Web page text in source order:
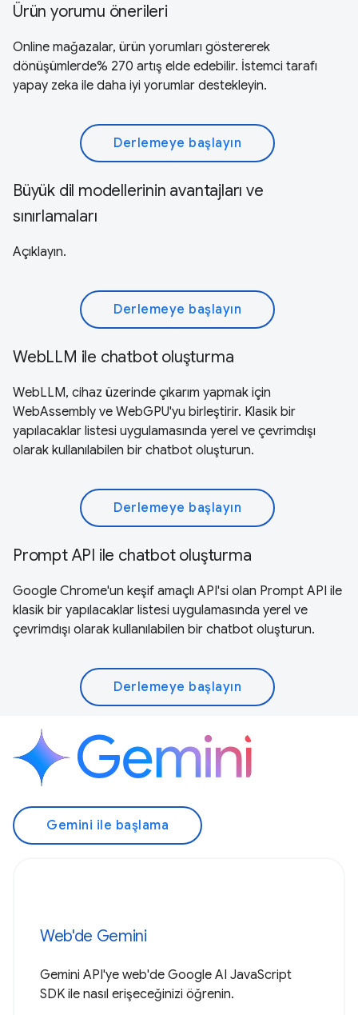
Ürün yorumu önerileri
Online mağazalar, ürün yorumları göstererek
dönüşümlerde% 270 artış elde edebilir. İstemci tarafı
yapay zeka ile daha iyi yorumlar destekleyin.
Derlemeye başlayın
Büyük dil modellerinin avantajları ve
sınırlamaları
Açıklayın.
Derlemeye başlayın
WebLLM ile chatbot oluşturma
WebLLM, cihaz üzerinde çıkarım yapmak için
WebAssembly ve WebGPU'yu birleştirir. Klasik bir
yapılacaklar listesi uygulamasında yerel ve çevrimdışı
olarak kullanılabilen bir chatbot oluşturun.
Derlemeye başlayın
Prompt API ile chatbot oluşturma
Google Chrome'un keşif amaçlı API'si olan Prompt API ile
klasik bir yapılacaklar listesi uygulamasında yerel ve
çevrimdışı olarak kullanılabilen bir chatbot oluşturun.
Derlemeye başlayın
Gemini ile başlama
Web'de Gemini
Gemini API'ye web'de Google AI JavaScript
SDK ile nasıl erişeceğinizi öğrenin.